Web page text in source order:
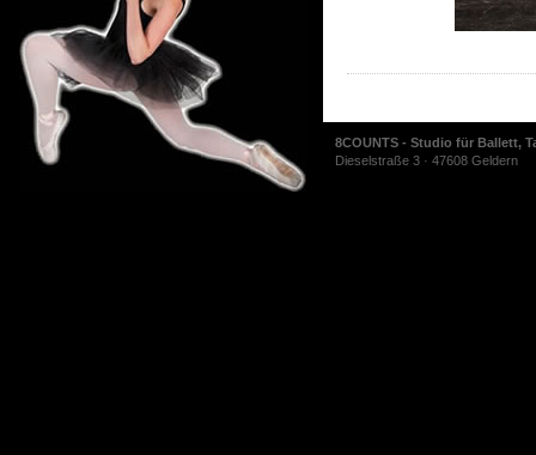
8COUNTS - Studio für Ballett,
Dieselstraße 3 · 47608 Geldern